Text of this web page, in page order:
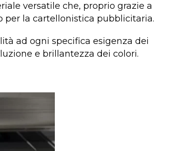
versatile che, proprio grazie a
per la cartellonistica pubblicitaria.
ad ogni specifica esigenza dei
e brillantezza dei colori.